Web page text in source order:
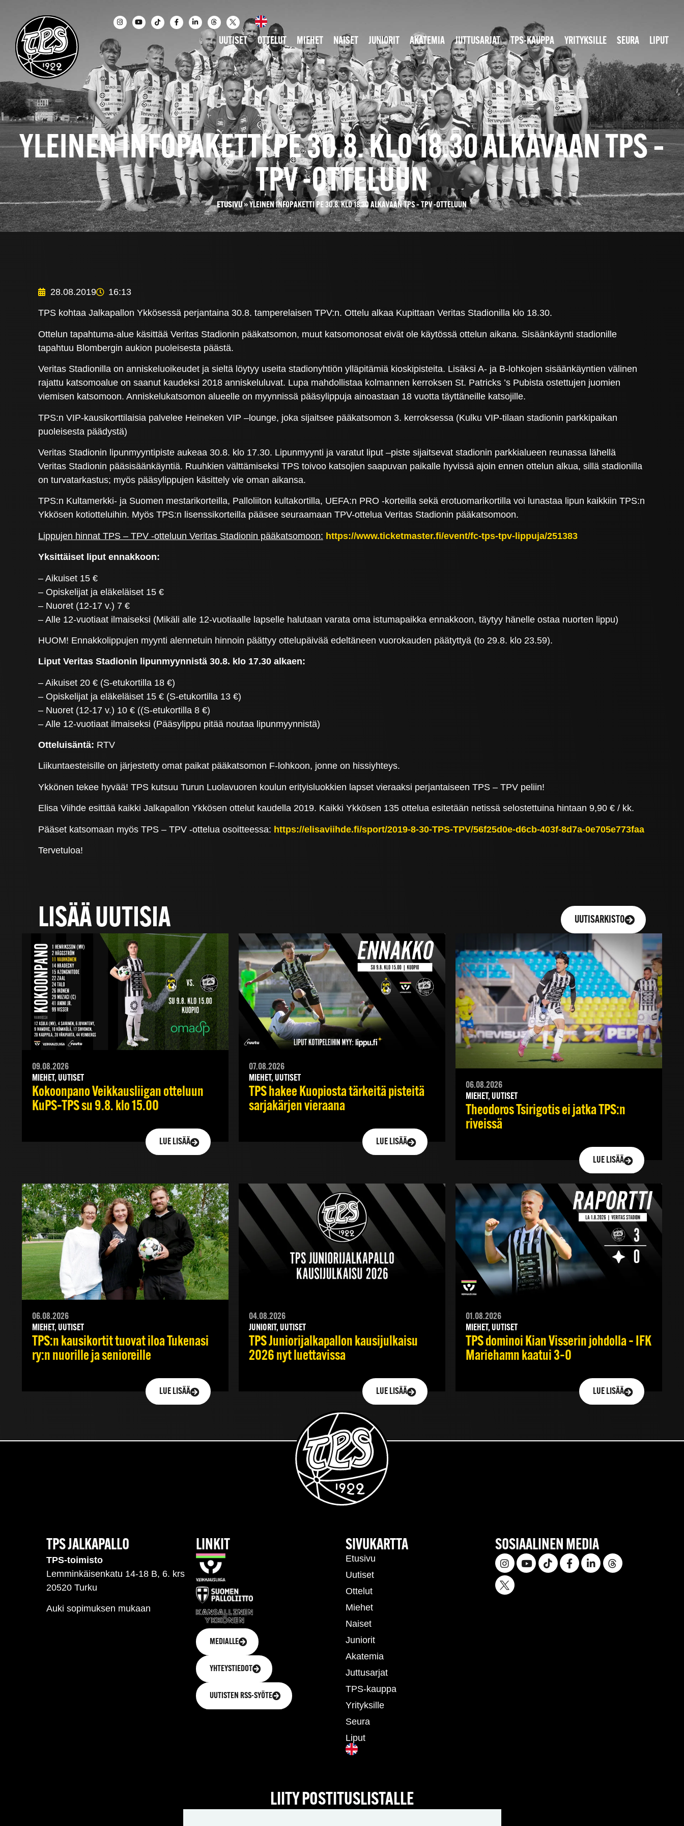
UUTISET OTTELUT MIEHET NAISET JUNIORIT AKATEMIA JUTTUSARJAT TPS-KAUPPA YRITYKSILLE SEURA LIPUT
YLEINEN INFOPAKETTI PE 30.8. KLO 18.30 ALKAVAAN TPS –
TPV -OTTELUUN
ETUSIVU»YLEINEN INFOPAKETTI PE 30.8. KLO 18.30 ALKAVAAN TPS – TPV -OTTELUUN
28.08.2019 16:13
TPS kohtaa Jalkapallon Ykkösessä perjantaina 30.8. tamperelaisen TPV:n. Ottelu alkaa Kupittaan Veritas Stadionilla klo 18.30.
Ottelun tapahtuma-alue käsittää Veritas Stadionin pääkatsomon, muut katsomonosat eivät ole käytössä ottelun aikana. Sisäänkäynti stadionille
tapahtuu Blombergin aukion puoleisesta päästä.
Veritas Stadionilla on anniskeluoikeudet ja sieltä löytyy useita stadionyhtiön ylläpitämiä kioskipisteita. Lisäksi A- ja B-lohkojen sisäänkäyntien välinen
rajattu katsomoalue on saanut kaudeksi 2018 anniskeluluvat. Lupa mahdollistaa kolmannen kerroksen St. Patricks ’s Pubista ostettujen juomien
viemisen katsomoon. Anniskelukatsomon alueelle on myynnissä pääsylippuja ainoastaan 18 vuotta täyttäneille katsojille.
TPS:n VIP-kausikorttilaisia palvelee Heineken VIP –lounge, joka sijaitsee pääkatsomon 3. kerroksessa (Kulku VIP-tilaan stadionin parkkipaikan
puoleisesta päädystä)
Veritas Stadionin lipunmyyntipiste aukeaa 30.8. klo 17.30. Lipunmyynti ja varatut liput –piste sijaitsevat stadionin parkkialueen reunassa lähellä
Veritas Stadionin pääsisäänkäyntiä. Ruuhkien välttämiseksi TPS toivoo katsojien saapuvan paikalle hyvissä ajoin ennen ottelun alkua, sillä stadionilla
on turvatarkastus; myös pääsylippujen käsittely vie oman aikansa.
TPS:n Kultamerkki- ja Suomen mestarikorteilla, Palloliiton kultakortilla, UEFA:n PRO -korteilla sekä erotuomarikortilla voi lunastaa lipun kaikkiin TPS:n
Ykkösen kotiotteluihin. Myös TPS:n lisenssikorteilla pääsee seuraamaan TPV-ottelua Veritas Stadionin pääkatsomoon.
Lippujen hinnat TPS – TPV -otteluun Veritas Stadionin pääkatsomoon: https://www.ticketmaster.fi/event/fc-tps-tpv-lippuja/251383
Yksittäiset liput ennakkoon:
– Aikuiset 15 €
– Opiskelijat ja eläkeläiset 15 €
– Nuoret (12-17 v.) 7 €
– Alle 12-vuotiaat ilmaiseksi (Mikäli alle 12-vuotiaalle lapselle halutaan varata oma istumapaikka ennakkoon, täytyy hänelle ostaa nuorten lippu)
HUOM! Ennakkolippujen myynti alennetuin hinnoin päättyy ottelupäivää edeltäneen vuorokauden päätyttyä (to 29.8. klo 23.59).
Liput Veritas Stadionin lipunmyynnistä 30.8. klo 17.30 alkaen:
– Aikuiset 20 € (S-etukortilla 18 €)
– Opiskelijat ja eläkeläiset 15 € (S-etukortilla 13 €)
– Nuoret (12-17 v.) 10 € ((S-etukortilla 8 €)
– Alle 12-vuotiaat ilmaiseksi (Pääsylippu pitää noutaa lipunmyynnistä)
Otteluisäntä: RTV
Liikuntaesteisille on järjestetty omat paikat pääkatsomon F-lohkoon, jonne on hissiyhteys.
Ykkönen tekee hyvää! TPS kutsuu Turun Luolavuoren koulun erityisluokkien lapset vieraaksi perjantaiseen TPS – TPV peliin!
Elisa Viihde esittää kaikki Jalkapallon Ykkösen ottelut kaudella 2019. Kaikki Ykkösen 135 ottelua esitetään netissä selostettuina hintaan 9,90 € / kk.
Pääset katsomaan myös TPS – TPV -ottelua osoitteessa: https://elisaviihde.fi/sport/2019-8-30-TPS-TPV/56f25d0e-d6cb-403f-8d7a-0e705e773faa
Tervetuloa!
LISÄÄ UUTISIA UUTISARKISTO
09.08.2026
MIEHET, UUTISET
Kokoonpano Veikkausliigan otteluun
KuPS–TPS su 9.8. klo 15.00
LUE LISÄÄ
07.08.2026
MIEHET, UUTISET
TPS hakee Kuopiosta tärkeitä pisteitä
sarjakärjen vieraana
LUE LISÄÄ
06.08.2026
MIEHET, UUTISET
Theodoros Tsirigotis ei jatka TPS:n
riveissä
LUE LISÄÄ
06.08.2026
MIEHET, UUTISET
TPS:n kausikortit tuovat iloa Tukenasi
ry:n nuorille ja senioreille
LUE LISÄÄ
04.08.2026
JUNIORIT, UUTISET
TPS Juniorijalkapallon kausijulkaisu
2026 nyt luettavissa
LUE LISÄÄ
01.08.2026
MIEHET, UUTISET
TPS dominoi Kian Visserin johdolla – IFK
Mariehamn kaatui 3–0
LUE LISÄÄ
TPS JALKAPALLO
TPS-toimisto
Lemminkäisenkatu 14-18 B, 6. krs
20520 Turku
Auki sopimuksen mukaan
LINKIT
MEDIALLE
YHTEYSTIEDOT
UUTISTEN RSS-SYÖTE
SIVUKARTTA
Etusivu
Uutiset
Ottelut
Miehet
Naiset
Juniorit
Akatemia
Juttusarjat
TPS-kauppa
Yrityksille
Seura
Liput
SOSIAALINEN MEDIA
LIITY POSTITUSLISTALLE